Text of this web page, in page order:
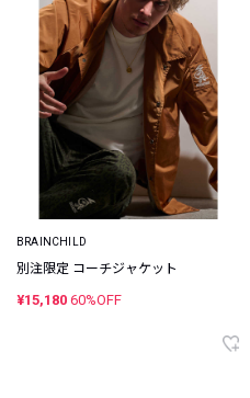
BRAINCHILD
別注限定 コーチジャケット
¥15,180 60%OFF